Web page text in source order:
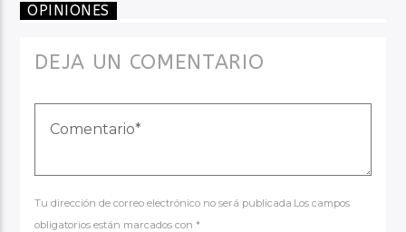
OPINIONES
DEJA UN COMENTARIO
Tu dirección de correo electrónico no será publicada.Los campos
obligatorios están marcados con *